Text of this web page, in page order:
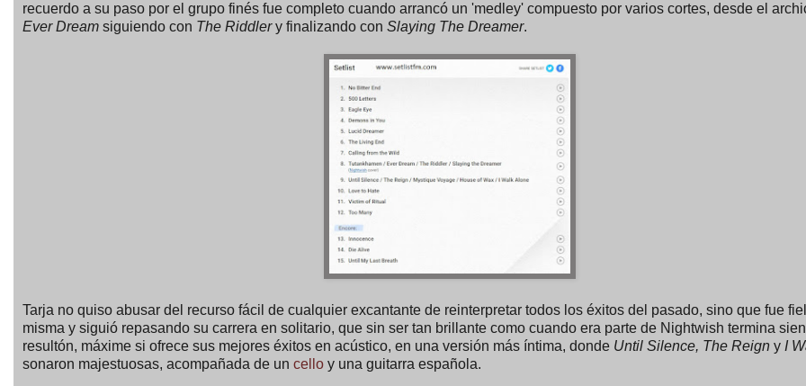
recuerdo a su paso por el grupo finés fue completo cuando arrancó un 'medley' compuesto por varios cortes, desde el
Ever Dream siguiendo con The Riddlery finalizando con Slaying The Dreamer.
Tarja no quiso abusar del recurso fácil de cualquier excantante de reinterpretar todos los éxitos del pasado, sino que fue
misma y siguió repasando su carrera en solitario, que sin ser tan brillante como cuando era parte de Nightwish termina
resultón, máxime si ofrece sus mejores éxitos en acústico, en una versión más íntima, donde Until Silence, The Reign y I
sonaron majestuosas, acompañada de un cello y una guitarra española.